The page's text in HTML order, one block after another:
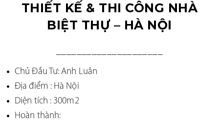
SUPERMARKET-SHOWROOM
DRUGSTORE-CLINIC-PHARMACTY
SPA-BEAUTY-NAI-SALON
THEO CHUẨN LOẠI
THIẾT KẾ THI CÔNG NHÀ HÀNG-COFFEE
THIẾT KẾ & THI CÔNG NHÀ
BIỆT THỰ – HÀ NỘI
Chủ Đầu Tư: Anh Luân
Địa điểm : Hà Nội
Diện tích : 300m2
Hoàn thành: